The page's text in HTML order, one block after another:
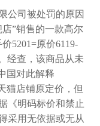
公司被处罚的原因
”销售的一款高尔
5201=原价6119-
经查，该商品从未
国对此解释
猫店铺原定价，但
《明码标价和禁止
采用无依据或无从